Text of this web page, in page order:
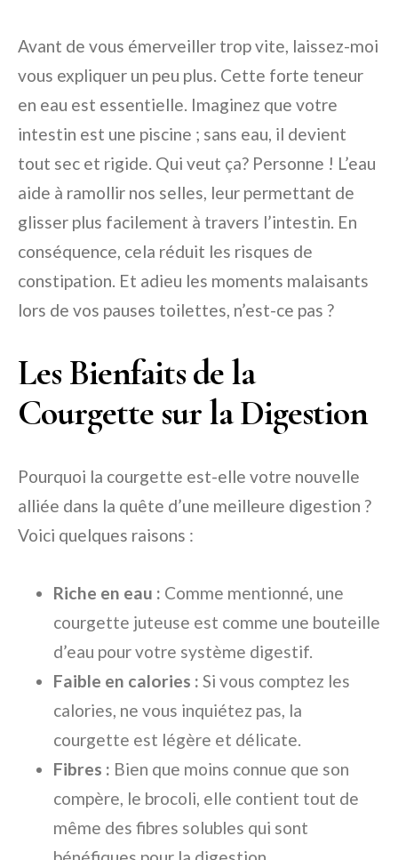
Avant de vous émerveiller trop vite, laissez-moi
vous expliquer un peu plus. Cette forte teneur
en eau est essentielle. Imaginez que votre
intestin est une piscine ; sans eau, il devient
tout sec et rigide. Qui veut ça? Personne ! L’eau
aide à ramollir nos selles, leur permettant de
glisser plus facilement à travers l’intestin. En
conséquence, cela réduit les risques de
constipation. Et adieu les moments malaisants
lors de vos pauses toilettes, n’est-ce pas ?
Les Bienfaits de la
Courgette sur la Digestion
Pourquoi la courgette est-elle votre nouvelle
alliée dans la quête d’une meilleure digestion ?
Voici quelques raisons :
Riche en eau : Comme mentionné, une
courgette juteuse est comme une bouteille
d’eau pour votre système digestif.
Faible en calories : Si vous comptez les
calories, ne vous inquiétez pas, la
courgette est légère et délicate.
Fibres : Bien que moins connue que son
compère, le brocoli, elle contient tout de
même des fibres solubles qui sont